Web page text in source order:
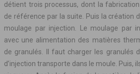
détient trois processus, dont la
de référence par la suite. Puis la création
moulage par injection. Le moulage par
avec une alimentation des matières
de granulés. Il faut charger les granulés
d’injection transporte dans le moule. Puis,